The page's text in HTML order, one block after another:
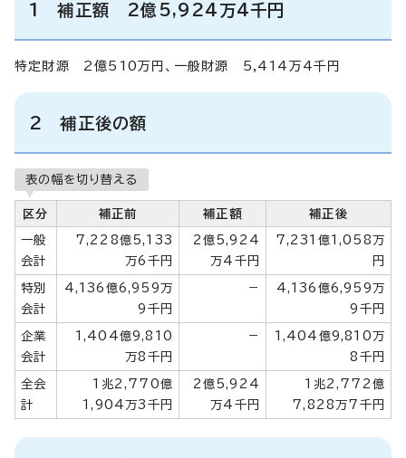
1 補正額 2億5,924万4千円
特定財源 2億510万円、一般財源 5,414万4千円
2 補正後の額
表の幅を切り替える
区分 補正前 補正額 補正後
一般
会計
7,228億5,133
万6千円
2億5,924
万4千円
7,231億1,058万
円
特別
会計
4,136億6,959万
9千円
－
4,136億6,959万
9千円
企業
会計
1,404億9,810
万8千円
－
1,404億9,810万
8千円
全会
計
1兆2,770億
1,904万3千円
2億5,924
万4千円
1兆2,772億
7,828万7千円